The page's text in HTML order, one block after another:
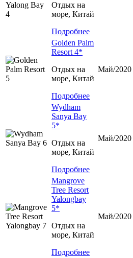
Отдых на
море, Китай
Подробнее
Golden Palm
Resort 4*
Отдых на
море, Китай
Подробнее
Май/2020
Wydham
Sanya Bay
5*
Отдых на
море, Китай
Подробнее
Май/2020
Mangrove
Tree Resort
Yalongbay
5*
Отдых на
море, Китай
Подробнее
Май/2020